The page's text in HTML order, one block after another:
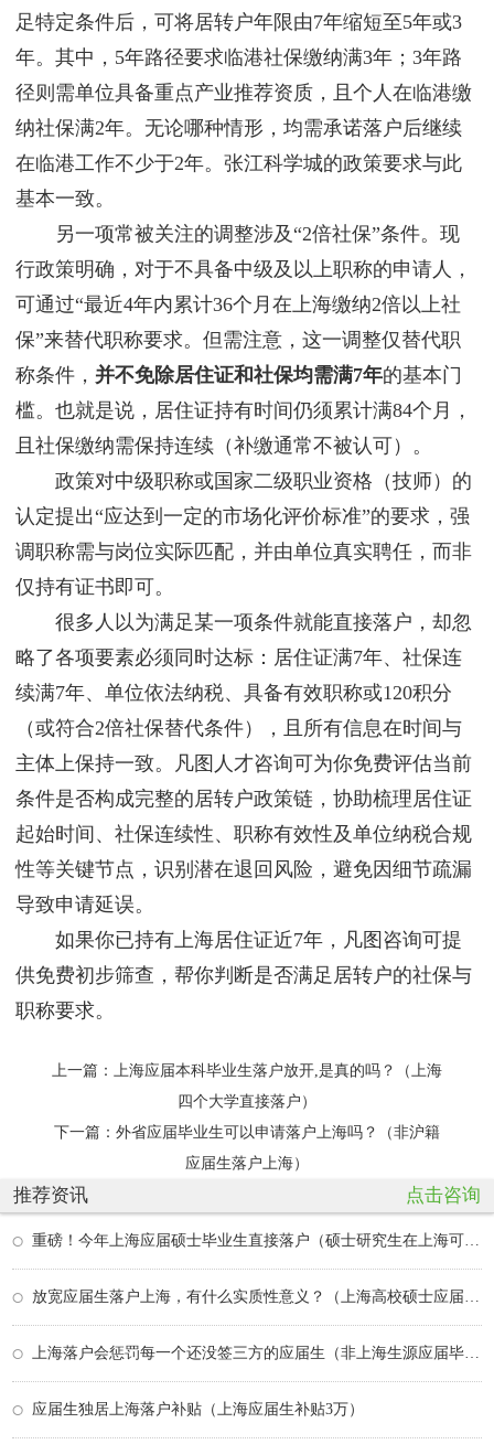
足特定条件后，可将居转户年限由7年缩短至5年或3
年。其中，5年路径要求临港社保缴纳满3年；3年路
径则需单位具备重点产业推荐资质，且个人在临港缴
纳社保满2年。无论哪种情形，均需承诺落户后继续
在临港工作不少于2年。张江科学城的政策要求与此
基本一致。
另一项常被关注的调整涉及“2倍社保”条件。现
行政策明确，对于不具备中级及以上职称的申请人，
可通过“最近4年内累计36个月在上海缴纳2倍以上社
保”来替代职称要求。但需注意，这一调整仅替代职
称条件， 并不免除居住证和社保均需满7年的基本门
槛。也就是说，居住证持有时间仍须累计满84个月，
且社保缴纳需保持连续（补缴通常不被认可）。
政策对中级职称或国家二级职业资格（技师）的
认定提出“应达到一定的市场化评价标准”的要求，强
调职称需与岗位实际匹配，并由单位真实聘任，而非
仅持有证书即可。
很多人以为满足某一项条件就能直接落户，却忽
略了各项要素必须同时达标：居住证满7年、社保连
续满7年、单位依法纳税、具备有效职称或120积分
（或符合2倍社保替代条件），且所有信息在时间与
主体上保持一致。凡图人才咨询可为你免费评估当前
条件是否构成完整的居转户政策链，协助梳理居住证
起始时间、社保连续性、职称有效性及单位纳税合规
性等关键节点，识别潜在退回风险，避免因细节疏漏
导致申请延误。
如果你已持有上海居住证近7年，凡图咨询可提
供免费初步筛查，帮你判断是否满足居转户的社保与
职称要求。
上一篇：
上海应届本科毕业生落户放开,是真的吗？（上海
四个大学直接落户）
下一篇： 外省应届毕业生可以申请落户上海吗？（非沪籍
应届生落户上海）
推荐资讯 点击咨询
应届生独居上海落户补贴（上海应届生补贴3万）